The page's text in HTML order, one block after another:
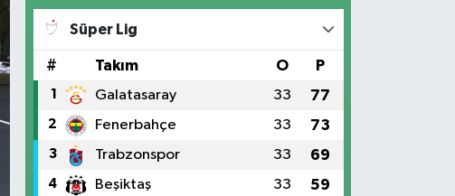
Süper Lig
# Takım O P
1 Galatasaray 33 77
2 Fenerbahçe 33 73
3 Trabzonspor 33 69
4 Beşiktaş 33 59